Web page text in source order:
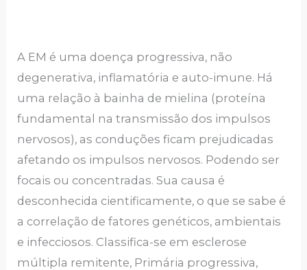
A EM é uma doença progressiva, não
degenerativa, inflamatória e auto-imune. Há
uma relação à bainha de mielina (proteína
fundamental na transmissão dos impulsos
nervosos), as conduções ficam prejudicadas
afetando os impulsos nervosos. Podendo ser
focais ou concentradas. Sua causa é
desconhecida cientificamente, o que se sabe é
a correlação de fatores genéticos, ambientais
e infecciosos. Classifica-se em esclerose
múltipla remitente, Primária progressiva,